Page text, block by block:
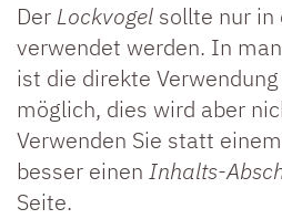
Der Lockvogel sollte nur in
verwendet werden. In
ist die direkte
möglich, dies wird aber
Verwenden Sie statt
besser einen Inhalts-
Seite.